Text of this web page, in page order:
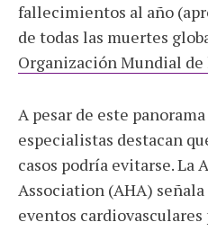
fallecimientos al año
de todas las muertes
Organización Mundial de
A pesar de este
especialistas destacan
casos podría evitarse. La
Association (AHA)
eventos